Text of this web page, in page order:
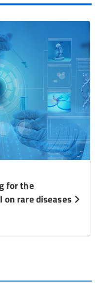
for the
on rare diseases